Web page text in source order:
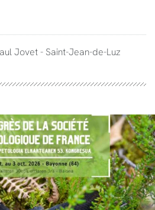
Jovet - Saint-Jean-de-Luz